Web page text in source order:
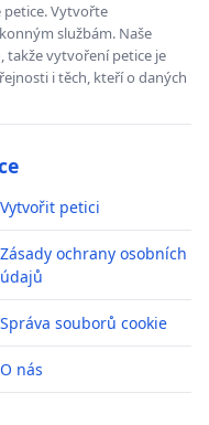
Vytvořte
službám. Naše
takže vytvoření petice je
i těch, kteří o daných
Vytvořit petici
Zásady ochrany osobních
údajů
Správa souborů cookie
O nás